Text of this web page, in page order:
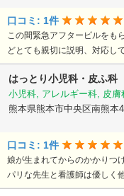
口コミ: 1件
この間緊急アフターピルをも
どとても親切に説明、対応し
はっとり小児科・皮ふ科
小児科, アレルギー科, 皮膚
熊本県熊本市中央区南熊本
口コミ: 1件
娘が生まれてからのかかりつ
パリな先生と看護師は優しく